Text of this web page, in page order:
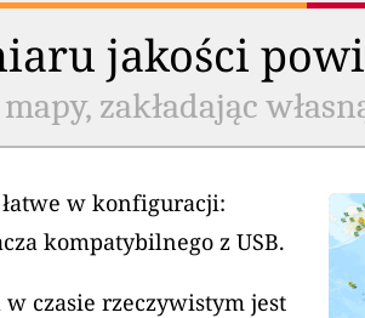
jakości
zakładając
w konfiguracji:
kompatybilnego z USB.
czasie rzeczywistym jest